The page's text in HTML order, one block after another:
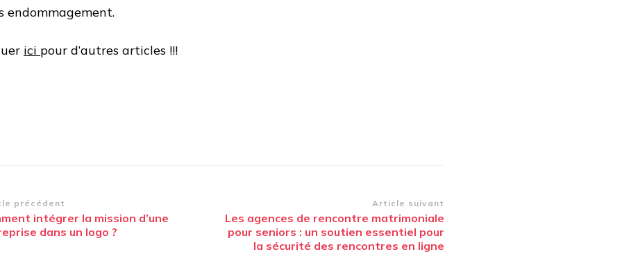
endommagement.
ici pour d’autres articles !!!
précédent
intégrer la mission d’une
dans un logo ?
Article suivant
Les agences de rencontre matrimoniale
pour seniors : un soutien essentiel pour
la sécurité des rencontres en ligne